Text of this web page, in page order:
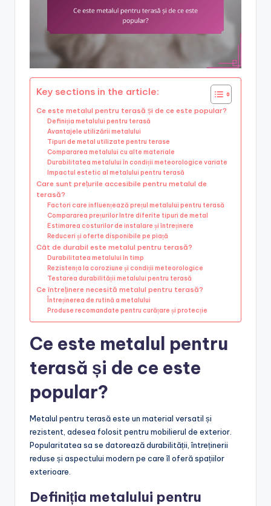
Key sections in the article:
Ce este metalul pentru terasă și de ce este popular?
Definiția metalului pentru terasă
Avantajele utilizării metalului
Tipuri de metal utilizate pentru terase
Compararea metalului cu alte materiale
Durabilitatea metalului în condiții meteorologice variate
Impactul estetic al metalului pentru terasă
Care sunt prețurile accesibile pentru metalul de
terasă?
Factori care influențează prețul metalului pentru terasă
Compararea prețurilor între diferite tipuri de metal
Estimarea costurilor de instalare și întreținere
Reduceri și oferte disponibile pe piață
Cât de durabil este metalul pentru terasă?
Durabilitatea metalului în timp
Rezistența la coroziune și condiții meteorologice
Testarea durabilității metalului pentru terasă
Ce întreținere necesită metalul pentru terasă?
Întreținerea de rutină a metalului
Produse recomandate pentru curățare și protecție
Ce este metalul pentru
terasă și de ce este
popular?
Metalul pentru terasă este un material versatil și
rezistent, adesea folosit pentru mobilierul de exterior.
Popularitatea sa se datorează durabilității, întreținerii
reduse și aspectului modern pe care îl oferă spațiilor
exterioare.
Definiția metalului pentru